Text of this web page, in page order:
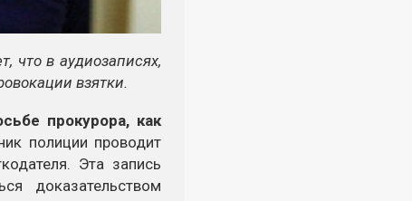
что в аудиозаписях,
взятки.
прокурора, как
полиции проводит
Эта запись
доказательством